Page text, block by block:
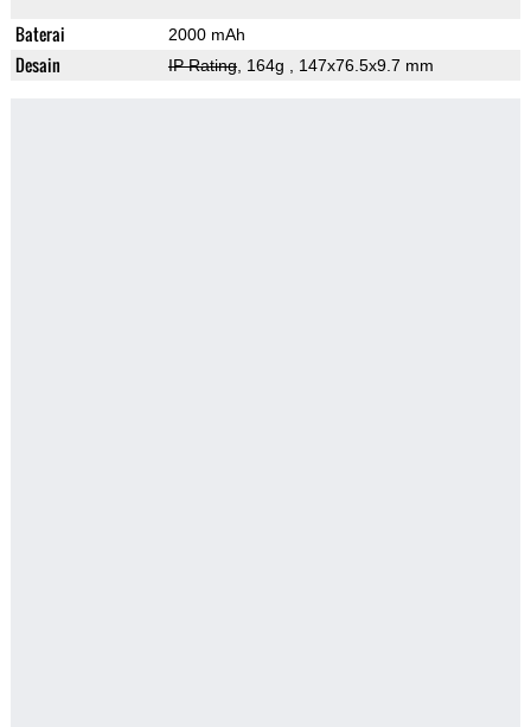
Baterai 2000 mAh
Desain IP Rating, 164g , 147x76.5x9.7 mm